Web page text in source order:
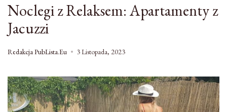
Noclegi z Relaksem: Apartamenty z
Jacuzzi
Redakcja PubLista.eu 3 Listopada, 2023